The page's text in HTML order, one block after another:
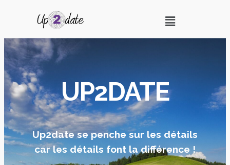
UP2DATE
Up2date se penche sur les détails
car les détails font la différence !